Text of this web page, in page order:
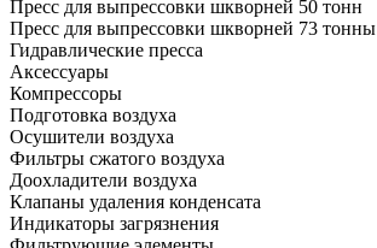
Пресс для выпрессовки шкворней 50 тонн
Пресс для выпрессовки шкворней 73 тонны
Гидравлические пресса
Аксессуары
Компрессоры
Подготовка воздуха
Осушители воздуха
Фильтры сжатого воздуха
Доохладители воздуха
Клапаны удаления конденсата
Индикаторы загрязнения